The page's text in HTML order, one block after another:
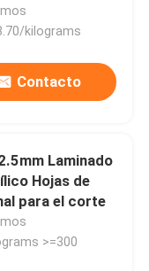
kilograms
Contacto
Laminado
Hojas de
para el corte
>=300